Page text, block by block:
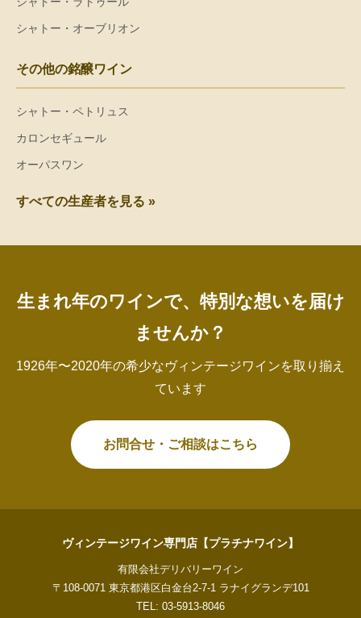
シャトー・オーブリオン
その他の銘醸ワイン
シャトー・ペトリュス
カロンセギュール
オーパスワン
すべての生産者を見る »
生まれ年のワインで、特別な想いを届け
ませんか？
1926年〜2020年の希少なヴィンテージワインを取り揃え
ています
お問合せ・ご相談はこちら
ヴィンテージワイン専門店【プラチナワイン】
有限会社デリバリーワイン
〒108-0071 東京都港区白金台2-7-1 ラナイグランデ101
TEL: 03-5913-8046